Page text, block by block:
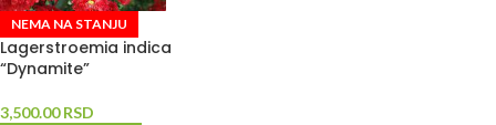
NEMA NA STANJU
Lagerstroemia indica
“Dynamite”
3,500.00RSD